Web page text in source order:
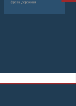
фреза дорожная